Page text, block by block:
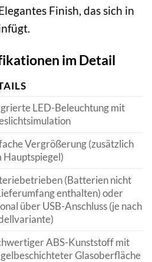
Finish, das sich in
im Detail
LED-Beleuchtung mit
Vergrößerung (zusätzlich
Hauptspiegel)
(Batterien nicht
enthalten) oder
über USB-Anschluss (je nach
ABS-Kunststoff mit
Glasoberfläche